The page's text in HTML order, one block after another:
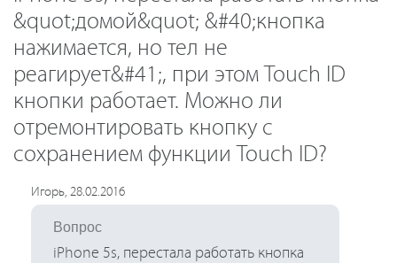
&quot;домой&quot; &#40;кнопка
нажимается, но тел не
реагирует&#41;, при этом Touch ID
кнопки работает. Можно ли
отремонтировать кнопку с
сохранением функции Touch ID?
Игорь, 28.02.2016
Вопрос
iPhone 5s, перестала работать кнопка